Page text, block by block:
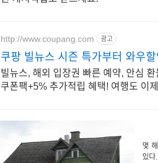
http://www.coupang.com 광고
쿠팡 빌뉴스 시즌 특가부터 와우할
빌뉴스, 해외 입장권 빠른 예약, 안심
쿠폰팩+5% 추가적립 혜택! 여행도 이
몇
있다